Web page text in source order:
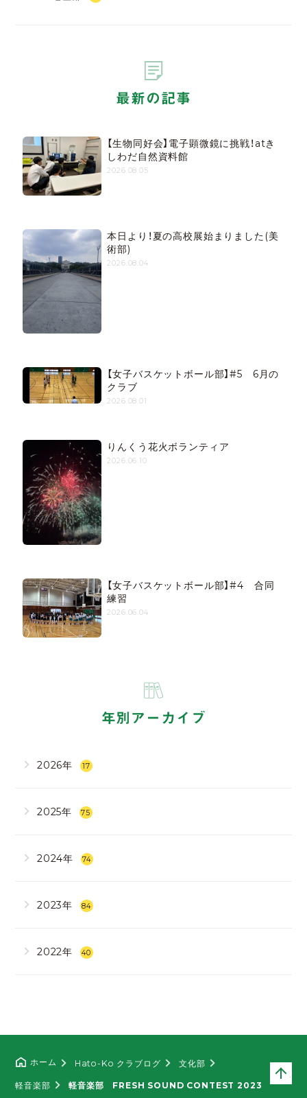
最新の記事
【生物同好会】電子顕微鏡に挑戦！atき
しわだ自然資料館
2026.08.05
本日より！夏の高校展始まりました(美
術部)
2026.08.04
【女子バスケットボール部】#5 6月の
クラブ
2026.08.01
りんくう花火ボランティア
2026.06.10
【女子バスケットボール部】#4 合同
練習
2026.06.04
年別アーカイブ
2026年 17
2025年 75
2024年 74
2023年 84
2022年 40
ホーム Hato-Ko クラブログ
文化部
軽音楽部
軽音楽部 FRESH SOUND CONTEST 2023